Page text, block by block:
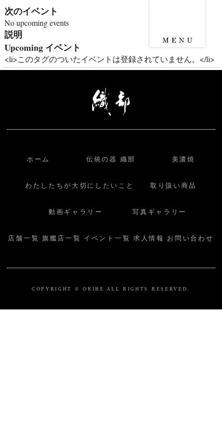
次のイベント
No upcoming events
説明
Upcoming イベント
<li>このタグのついたイベントは登録されていません。</li>
ホーム 伝統の器 織部 美濃焼
わたしたちが大切にしたいこと 取り扱い商品
動画ギャラリー 写真ギャラリー
店舗一覧 旗艦店一覧 イベント一覧 求人情報 お問い合わせ
COPYRIGHT © ORIBE ALL RIGHTS RESERVED.